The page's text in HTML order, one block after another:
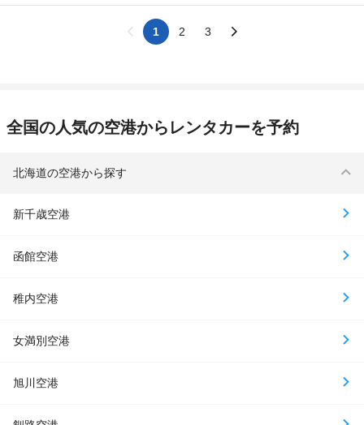
1 2 3
全国の人気の空港からレンタカーを予約
北海道の空港から探す
新千歳空港
函館空港
稚内空港
女満別空港
旭川空港